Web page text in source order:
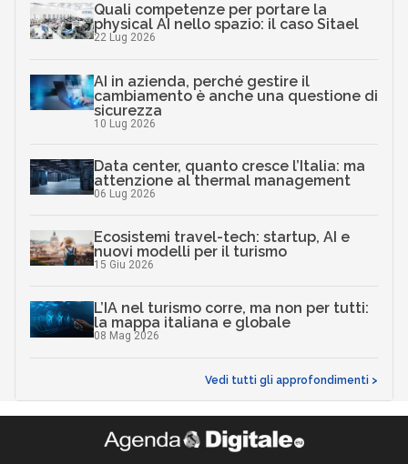
Quali competenze per portare la
physical AI nello spazio: il caso Sitael
22 Lug 2026
AI in azienda, perché gestire il
cambiamento è anche una questione di
sicurezza
10 Lug 2026
Data center, quanto cresce l’Italia: ma
attenzione al thermal management
06 Lug 2026
Ecosistemi travel-tech: startup, AI e
nuovi modelli per il turismo
15 Giu 2026
L’IA nel turismo corre, ma non per tutti:
la mappa italiana e globale
08 Mag 2026
Vedi tutti gli approfondimenti >